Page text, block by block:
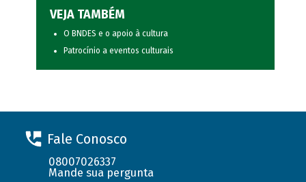
VEJA TAMBÉM
O BNDES e o apoio à cultura
Patrocínio a eventos culturais
Fale Conosco
08007026337
Mande sua pergunta